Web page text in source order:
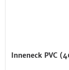
Inneneck PVC